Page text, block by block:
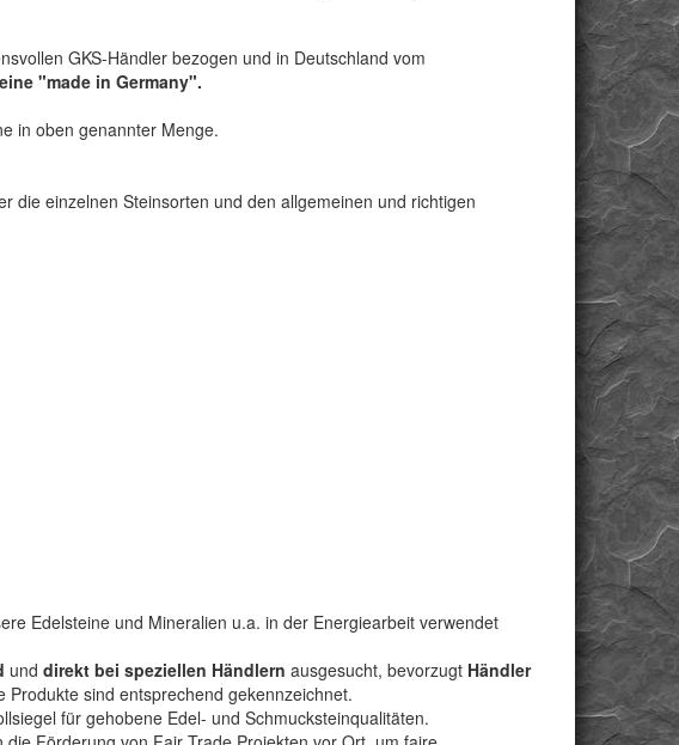
GKS-Händler bezogen und in Deutschland vom
"made in Germany".
in oben genannter Menge.
die einzelnen Steinsorten und den allgemeinen und richtigen
Edelsteine und Mineralien u.a. in der Energiearbeit verwendet
und direkt bei speziellen Händlern ausgesucht, bevorzugt Händler
Produkte sind entsprechend gekennzeichnet.
für gehobene Edel- und Schmucksteinqualitäten.